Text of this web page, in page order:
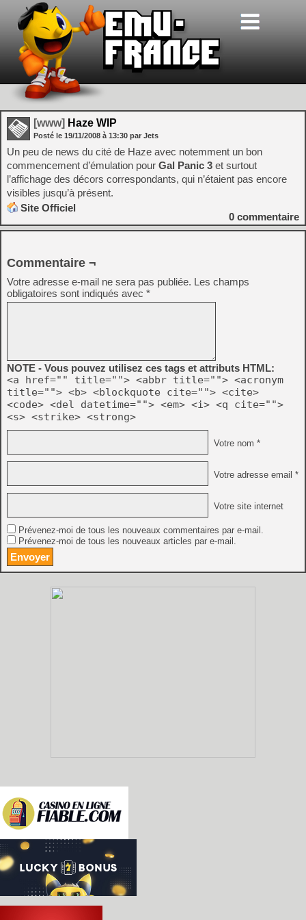
[www] Haze WIP
Posté le 19/11/2008 à 13:30 par Jets
Un peu de news du cité de Haze avec notemment un bon
commencement d’émulation pour Gal Panic 3 et surtout
l’affichage des décors correspondants, qui n’étaient pas encore
visibles jusqu’à présent.
Site Officiel
0 commentaire
Commentaire ¬
Votre adresse e-mail ne sera pas publiée. Les champs
obligatoires sont indiqués avec *
NOTE - Vous pouvez utilisez ces tags et attributs HTML:
<a href="" title=""> <abbr title=""> <acronym
title=""> <b> <blockquote cite=""> <cite>
<code> <del datetime=""> <em> <i> <q cite="">
<s> <strike> <strong>
Votre nom *
Votre adresse email *
Votre site internet
Prévenez-moi de tous les nouveaux commentaires par e-mail.
Prévenez-moi de tous les nouveaux articles par e-mail.